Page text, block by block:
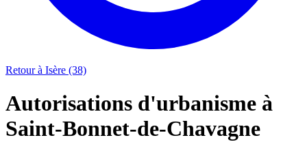
Retour à Isère (38)
Autorisations d'urbanisme à
Saint-Bonnet-de-Chavagne